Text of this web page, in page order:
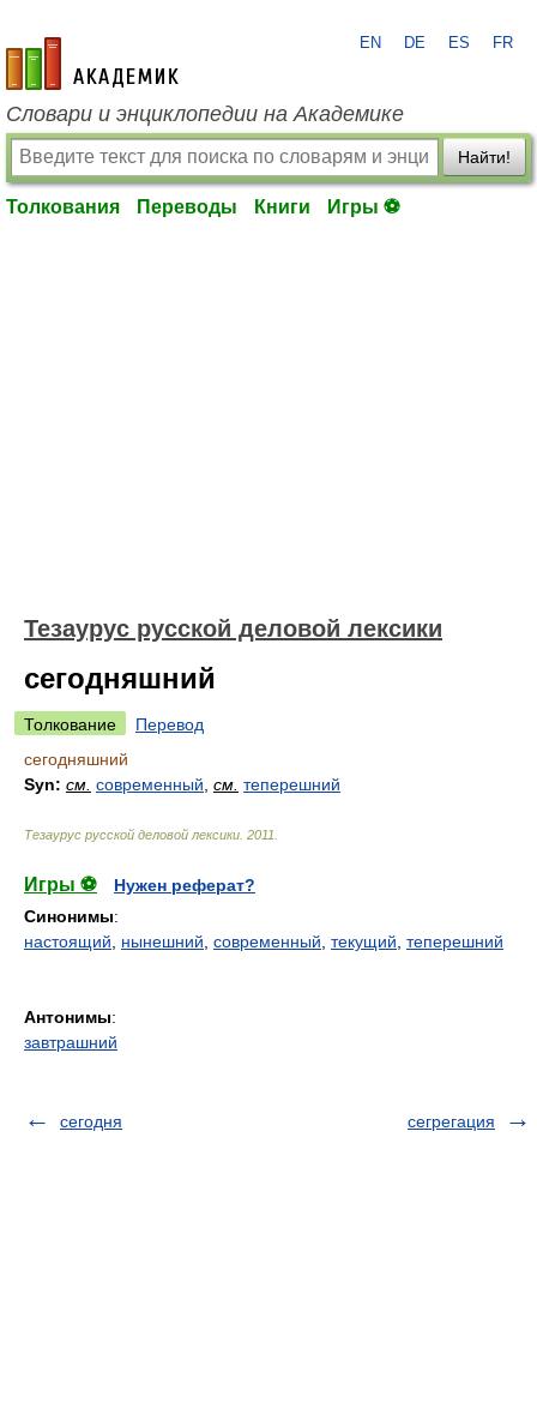
academic.ru
EN DE ES FR
Словари и энциклопедии на Академике
Найти!
Толкования Переводы Книги Игры ⚽
Тезаурус русской деловой лексики
сегодняшний
Толкование
Перевод
сегодняшний
Syn: см. современный см. теперешний
Тезаурус русской деловой лексики 2011
Игры ⚽
Нужен реферат?
Синонимы:
настоящий
нынешний современный текущий теперешний
Антонимы:
завтрашний
сегодня сегрегация